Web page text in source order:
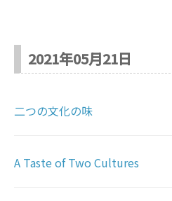
2021年05月21日
二つの文化の味
A Taste of Two Cultures